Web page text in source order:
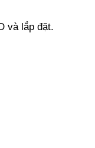
và lắp đặt.